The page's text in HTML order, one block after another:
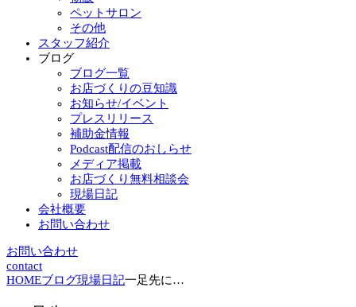
ペットサロン
その他
スタッフ紹介
ブログ
ブログ一覧
お店づくりの豆知識
お知らせ/イベント
プレスリリース
補助金情報
Podcast配信のおしらせ
メディア掲載
お店づくり無料相談会
現場日記
会社概要
お問い合わせ
お問い合わせ
contact
HOMEブログ現場日記一足先に…